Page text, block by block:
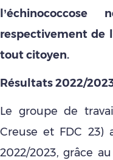
respectivement de
tout citoyen.
Résultats 2022/
Le groupe de
Creuse et FDC 23)
2022/2023, grâce